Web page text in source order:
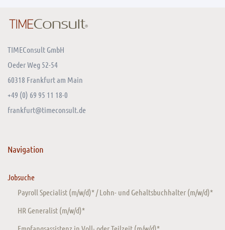
TIMEConsult GmbH
Oeder Weg 52-54
60318 Frankfurt am Main
+49 (0) 69 95 11 18-0
frankfurt@timeconsult.de
Navigation
Jobsuche
Payroll Specialist (m/w/d)* / Lohn- und Gehaltsbuchhalter (m/w/d)*
HR Generalist (m/w/d)*